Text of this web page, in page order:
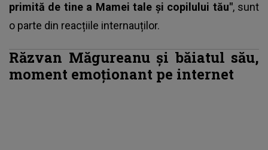
primită de tine a Mamei tale și copilului tău", sunt
o parte din reacțiile internauților.
Răzvan Măgureanu și băiatul său,
moment emoționant pe internet